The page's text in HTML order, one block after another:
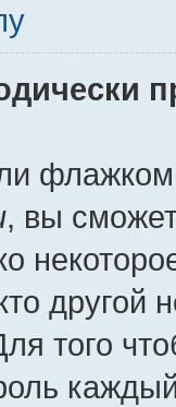
, вы
другой
того